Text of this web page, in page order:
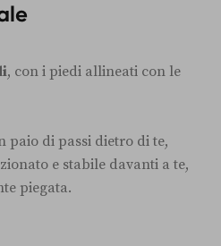
, con i piedi allineati con le
paio di passi dietro di te,
e stabile davanti a te,
piegata.